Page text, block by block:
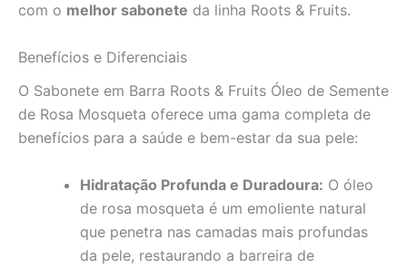
com o melhor sabonete da linha Roots & Fruits.
Benefícios e Diferenciais
O Sabonete em Barra Roots & Fruits Óleo de Semente
de Rosa Mosqueta oferece uma gama completa de
benefícios para a saúde e bem-estar da sua pele:
Hidratação Profunda e Duradoura: O óleo
de rosa mosqueta é um emoliente natural
que penetra nas camadas mais profundas
da pele, restaurando a barreira de